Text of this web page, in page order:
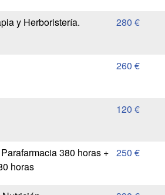
y Herboristería. 280 €
260 €
120 €
380 horas +
horas
250 €